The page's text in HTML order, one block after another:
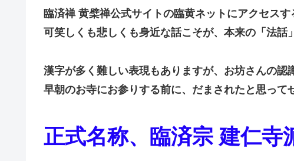
臨済禅 黄檗禅公式サイトの臨黄ネットにアクセスす
可笑しくも悲しくも身近な話こそが、本来の「法話
漢字が多く難しい表現もありますが、お坊さんの認
早朝のお寺にお参りする前に、だまされたと思って
正式名称、臨済宗 建仁寺